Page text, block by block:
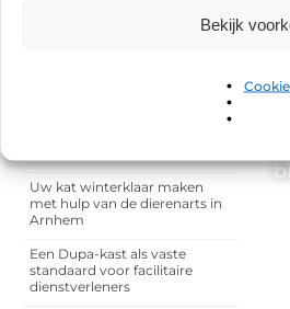
Bekijk
RECENTE BERICHTEN
Een slotenmaker in Rosmalen
Uw kat winterklaar maken
met hulp van de dierenarts in
Arnhem
Een Dupa-kast als vaste
standaard voor facilitaire
dienstverleners